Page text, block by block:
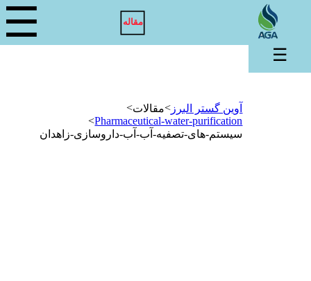
مقاله ☰
آوین گستر البرز >مقالات>
Pharmaceutical-water-purification
>
سیستم-های-تصفیه-آب-آب-داروسازی-زاهدان
☰